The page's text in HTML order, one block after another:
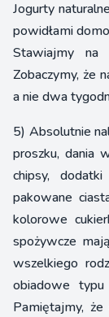
Jogurty
powidłami
Stawiajmy
Zobaczymy, że
a nie dwa
5) Absolutnie
proszku, dania
chipsy,
pakowane
kolorowe
spożywcze
wszelkiego
obiadowe
Pamiętajmy,